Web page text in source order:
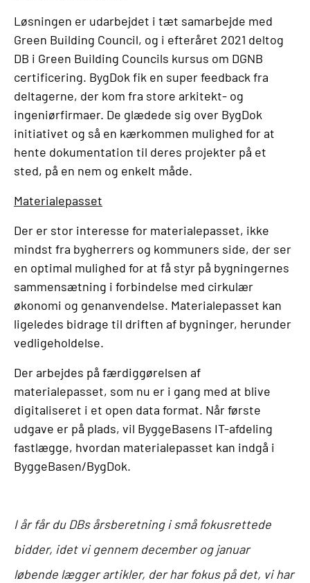
Løsningen er udarbejdet i tæt samarbejde med
Green Building Council, og i efteråret 2021 deltog
DB i Green Building Councils kursus om DGNB
certificering. BygDok fik en super feedback fra
deltagerne, der kom fra store arkitekt- og
ingeniørfirmaer. De glædede sig over BygDok
initiativet og så en kærkommen mulighed for at
hente dokumentation til deres projekter på et
sted, på en nem og enkelt måde.
Materialepasset
Der er stor interesse for materialepasset, ikke
mindst fra bygherrers og kommuners side, der ser
en optimal mulighed for at få styr på bygningernes
sammensætning i forbindelse med cirkulær
økonomi og genanvendelse. Materialepasset kan
ligeledes bidrage til driften af bygninger, herunder
vedligeholdelse.
Der arbejdes på færdiggørelsen af
materialepasset, som nu er i gang med at blive
digitaliseret i et open data format. Når første
udgave er på plads, vil ByggeBasens IT-afdeling
fastlægge, hvordan materialepasset kan indgå i
ByggeBasen/BygDok.
I år får du DBs årsberetning i små fokusrettede
bidder, idet vi gennem december og januar
løbende lægger artikler, der har fokus på det, vi har